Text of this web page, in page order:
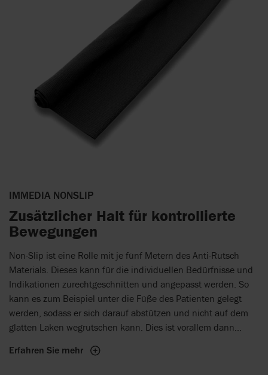
IMMEDIA NONSLIP
Zusätzlicher Halt für kontrollierte
Bewegungen
Non-Slip ist eine Rolle mit je fünf Metern des Anti-Rutsch
Materials. Dieses kann für die individuellen Bedürfnisse und
Indikationen zurechtgeschnitten und angepasst werden. So
kann es zum Beispiel unter die Füße des Patienten gelegt
werden, sodass er sich darauf abstützen und nicht auf dem
glatten Laken wegrutschen kann. Dies ist vorallem dann
um eine Umlagerung zu unterstützen. Des weiteren kann mit
Erfahren Sie mehr